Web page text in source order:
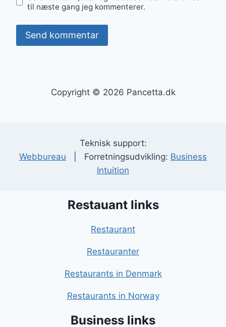
til næste gang jeg kommenterer.
Copyright © 2026 Pancetta.dk
Teknisk support:
Webbureau | Forretningsudvikling: Business
Intuition
Restauant links
Restaurant
Restauranter
Restaurants in Denmark
Restaurants in Norway
Business links